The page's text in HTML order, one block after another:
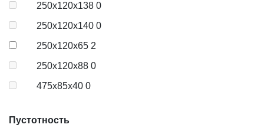
250х120х138 0
250х120х140 0
250х120х65 2
250х120х88 0
475х85х40 0
Пустотность